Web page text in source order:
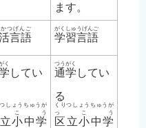
ます。
言語
つげんご
学習言語
がくしゅうげんご
く
してい
小中学
しょうちゅうが
こう
通学
つうがく
してい
る
区立小中学
くりつしょうちゅうが
っこう